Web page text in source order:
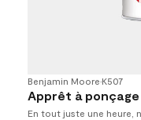
Benjamin Moore•K507
Apprêt à
En tout juste une heure,